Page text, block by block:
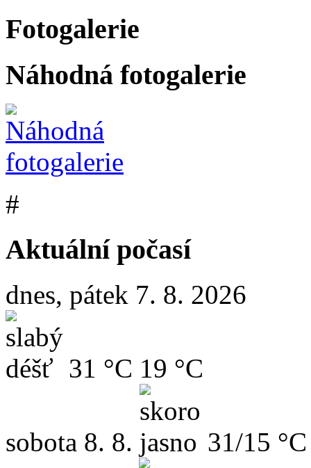
Fotogalerie
Náhodná fotogalerie
#
Aktuální počasí
dnes, pátek 7. 8. 2026
31 °C 19 °C
sobota 8. 8.
31/15 °C